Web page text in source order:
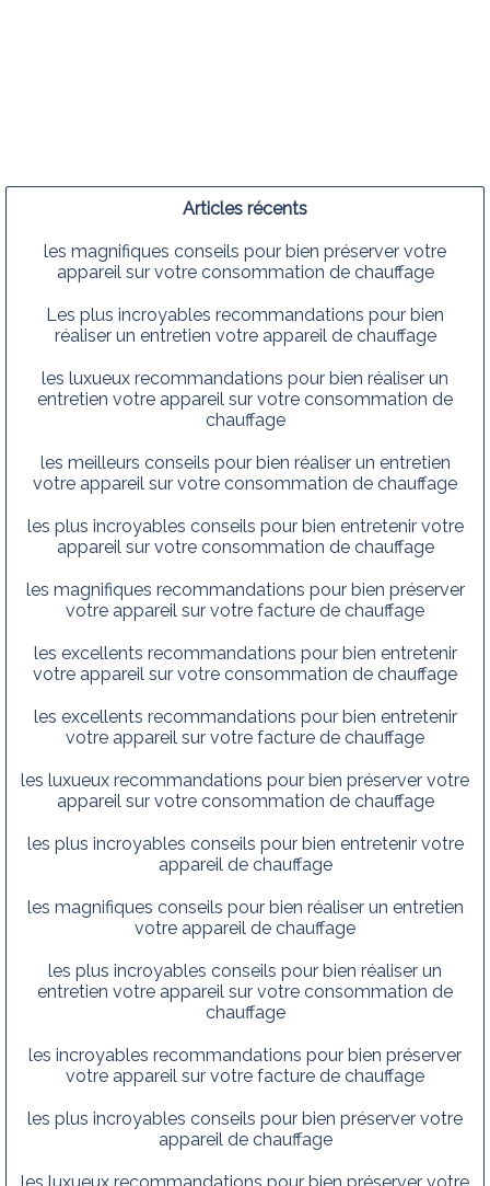
Articles récents
les magnifiques conseils pour bien préserver votre
appareil sur votre consommation de chauffage
Les plus incroyables recommandations pour bien
réaliser un entretien votre appareil de chauffage
les luxueux recommandations pour bien réaliser un
entretien votre appareil sur votre consommation de
chauffage
les meilleurs conseils pour bien réaliser un entretien
votre appareil sur votre consommation de chauffage
les plus incroyables conseils pour bien entretenir votre
appareil sur votre consommation de chauffage
les magnifiques recommandations pour bien préserver
votre appareil sur votre facture de chauffage
les excellents recommandations pour bien entretenir
votre appareil sur votre consommation de chauffage
les excellents recommandations pour bien entretenir
votre appareil sur votre facture de chauffage
les luxueux recommandations pour bien préserver votre
appareil sur votre consommation de chauffage
les plus incroyables conseils pour bien entretenir votre
appareil de chauffage
les magnifiques conseils pour bien réaliser un entretien
votre appareil de chauffage
les plus incroyables conseils pour bien réaliser un
entretien votre appareil sur votre consommation de
chauffage
les incroyables recommandations pour bien préserver
votre appareil sur votre facture de chauffage
les plus incroyables conseils pour bien préserver votre
appareil de chauffage